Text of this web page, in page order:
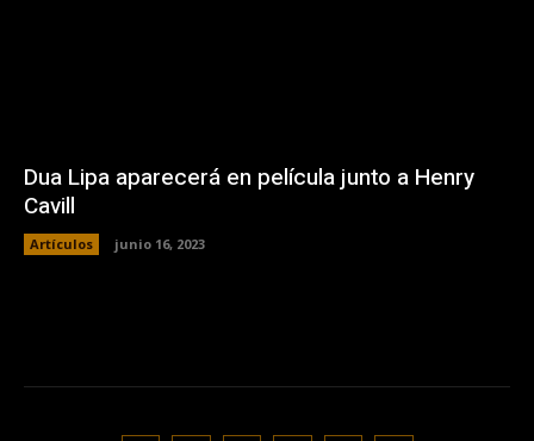
Dua Lipa aparecerá en película junto a Henry
Cavill
Artículos junio 16, 2023